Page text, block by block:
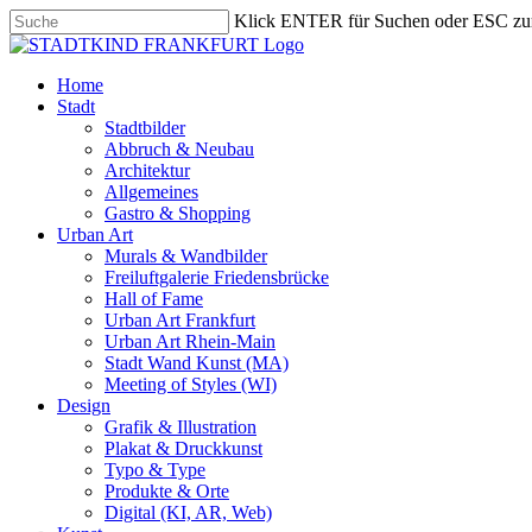
Skip
to
content
Klick ENTER für Suchen oder ESC
Close
search
Menu
Home
Stadt
Stadtbilder
Abbruch & Neubau
Architektur
Allgemeines
Gastro & Shopping
Urban Art
Murals & Wandbilder
Freiluftgalerie Friedensbrücke
Hall of Fame
Urban Art Frankfurt
Urban Art Rhein-Main
Stadt Wand Kunst (MA)
Meeting of Styles (WI)
Design
Grafik & Illustration
Plakat & Druckkunst
Typo & Type
Produkte & Orte
Digital (KI, AR, Web)